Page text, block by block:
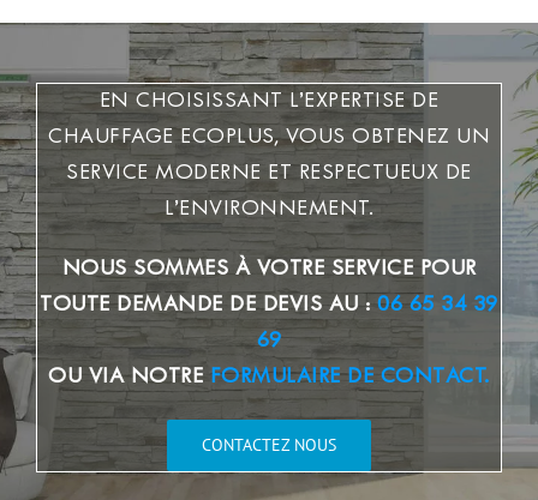
EN CHOISISSANT L’EXPERTISE DE
CHAUFFAGE ECOPLUS, VOUS OBTENEZ UN
SERVICE MODERNE ET RESPECTUEUX DE
L’ENVIRONNEMENT.
NOUS SOMMES À VOTRE SERVICE POUR
TOUTE DEMANDE DE DEVIS AU : 06 65 34 39
69
OU VIA NOTRE FORMULAIRE DE CONTACT.
CONTACTEZ NOUS